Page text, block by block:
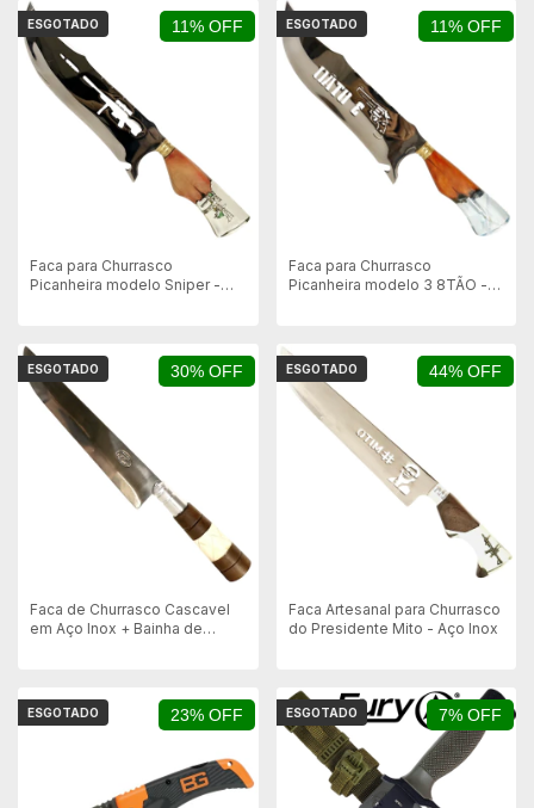
11% OFF
ESGOTADO
Faca para Churrasco
Picanheira modelo Sniper -
11% OFF
ESGOTADO
Faca para Churrasco
Picanheira modelo 3 8TÃO -
30% OFF
ESGOTADO
Faca de Churrasco Cascavel
em Aço Inox + Bainha de
44% OFF
ESGOTADO
Faca Artesanal para Churrasco
do Presidente Mito - Aço Inox
23% OFF
ESGOTADO 7% OFF
ESGOTADO